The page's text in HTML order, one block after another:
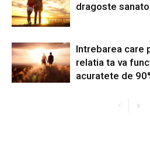
dragoste
Intrebarea care
relatia ta va
acuratete de